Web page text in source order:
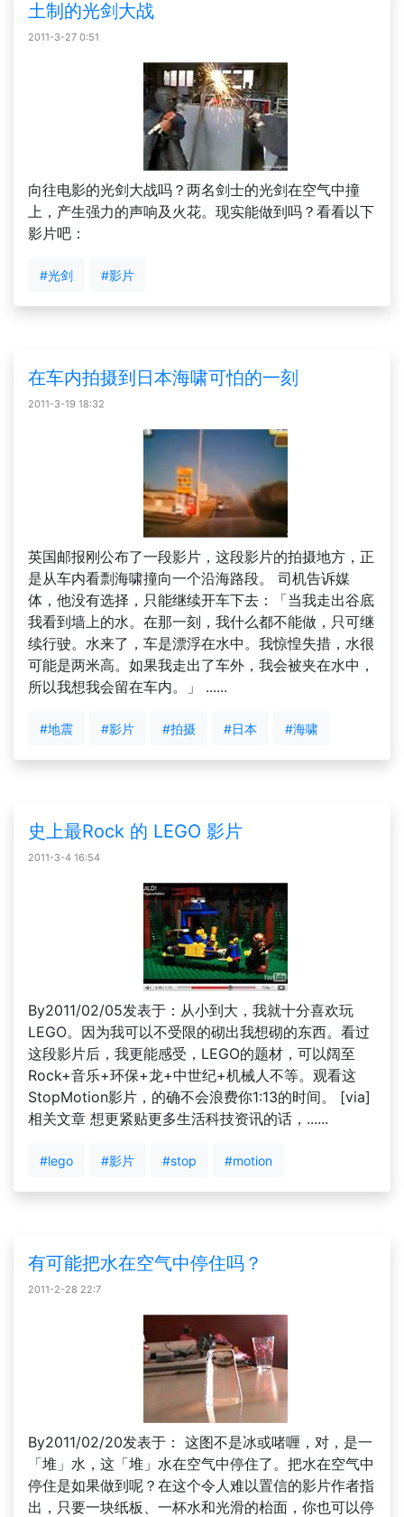
土制的光剑大战
2011-3-27 0:51
向往电影的光剑大战吗？两名剑士的光剑在空气中撞
上，产生强力的声响及火花。现实能做到吗？看看以下
影片吧：
#光剑 #影片
在车内拍摄到日本海啸可怕的一刻
2011-3-19 18:32
英国邮报刚公布了一段影片，这段影片的拍摄地方，正
是从车内看剽海啸撞向一个沿海路段。 司机告诉媒
体，他没有选择，只能继续开车下去：「当我走出谷底
我看到墙上的水。在那一刻，我什么都不能做，只可继
续行驶。水来了，车是漂浮在水中。我惊惶失措，水很
可能是两米高。如果我走出了车外，我会被夹在水中，
所以我想我会留在车内。」 ......
#地震 #影片 #拍摄 #日本 #海啸
史上最Rock 的 LEGO 影片
2011-3-4 16:54
By2011/02/05发表于：从小到大，我就十分喜欢玩
LEGO。因为我可以不受限的砌出我想砌的东西。看过
这段影片后，我更能感受，LEGO的题材，可以阔至
Rock+音乐+环保+龙+中世纪+机械人不等。观看这
StopMotion影片，的确不会浪费你1:13的时间。 [via]
相关文章 想更紧贴更多生活科技资讯的话，......
#lego #影片 #stop #motion
有可能把水在空气中停住吗？
2011-2-28 22:7
By2011/02/20发表于： 这图不是冰或啫喱，对，是一
「堆」水，这「堆」水在空气中停住了。把水在空气中
停住是如果做到呢？在这个令人难以置信的影片作者指
出，只要一块纸板、一杯水和光滑的枱面，你也可以停